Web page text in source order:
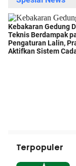
Terpopuler